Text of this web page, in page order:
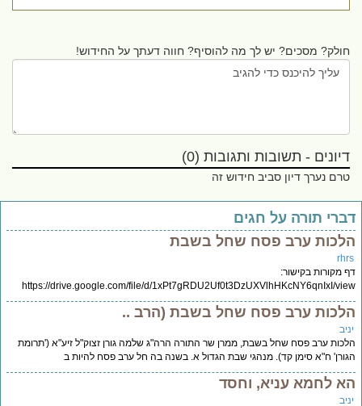
חולק? מסכים? יש לך מה להוסיף? חווה דעתך על החידוש!
דיונים - תשובות ותגובות (0)
טרם נערך דיון סביב חידוש זה
תורה על חגים
ערב פסח שחל בשבת
מקורות בקישור:
https://drive.google.com/file/d/1xPt7gRDU2Uf0t3DzUXVlhHKcNY6qnIxI/
ערב פסח שחל בשבת (הרב ..
ערב פסח שחל בשבת, ממרן שר התורה הרה"ג שלמה גורן זצוק"ל זיע"א ('תרומת
ח"א סימן קד). מנהגי שבת הגדול א. בשנה בה חל ערב פסח להיות ב
לחמא עניא, וחסד